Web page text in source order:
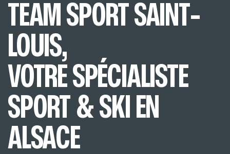
TEAM SPORT SAINT-
LOUIS,
VOTRE SPÉCIALISTE
SPORT & SKI EN
ALSACE